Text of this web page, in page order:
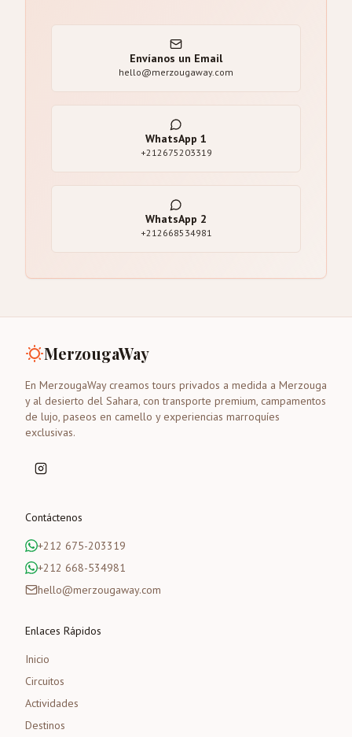
Envíanos un Email
hello@merzougaway.com
WhatsApp 1
+212675203319
WhatsApp 2
+212668534981
MerzougaWay
En MerzougaWay creamos tours privados a medida a Merzouga
y al desierto del Sahara, con transporte premium, campamentos
de lujo, paseos en camello y experiencias marroquíes
exclusivas.
Contáctenos
+212 675-203319
+212 668-534981
hello@merzougaway.com
Enlaces Rápidos
Inicio
Circuitos
Actividades
Destinos